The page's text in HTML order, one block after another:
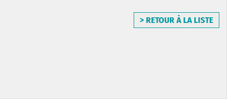
> RETOUR À LA LISTE